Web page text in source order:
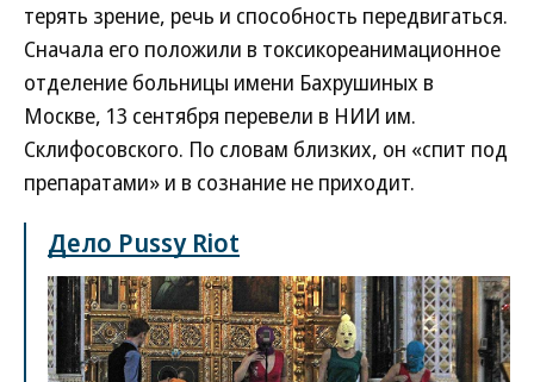
терять зрение, речь и способность передвигаться.
Сначала его положили в токсикореанимационное
отделение больницы имени Бахрушиных в
Москве, 13 сентября перевели в НИИ им.
Склифосовского. По словам близких, он «спит под
препаратами» и в сознание не приходит.
Дело Pussy Riot